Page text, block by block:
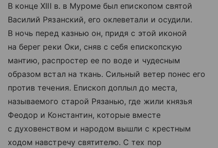
В конце XIII в. в Муроме был епископом святой
Василий Рязанский, его оклеветали и осудили.
В ночь перед казнью он, придя с этой иконой
на берег реки Оки, сняв с себя епископскую
мантию, распростер ее по воде и чудесным
образом встал на ткань. Сильный ветер понес его
против течения. Епископ доплыл до места,
называемого старой Рязанью, где жили князья
Феодор и Константин, которые вместе
с духовенством и народом вышли с крестным
ходом навстречу святителю. С тех пор